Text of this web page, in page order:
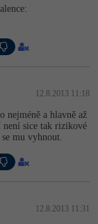
12.8.2013 11:18
nejméně a hlavně až
není sice tak rizikové
mu vyhnout.
12.8.2013 11:31